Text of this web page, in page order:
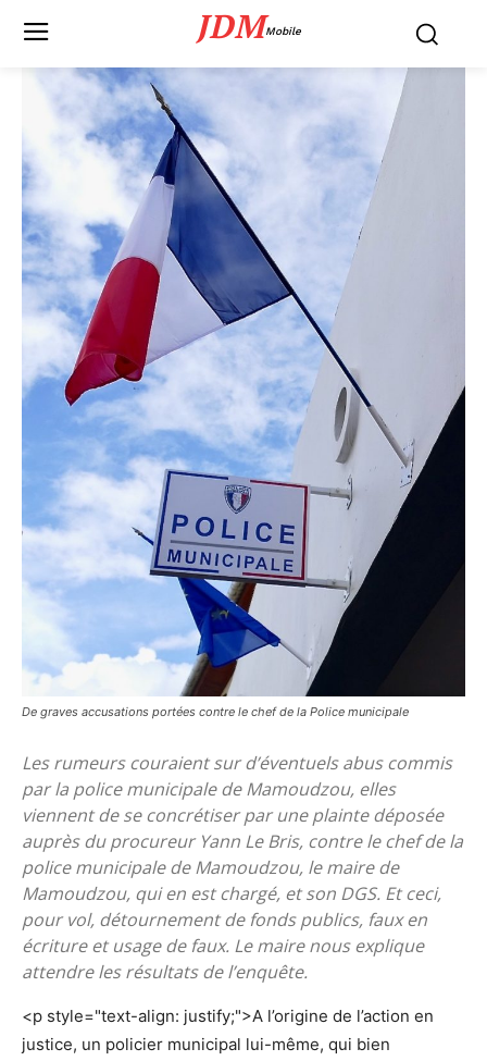
JDMMobile
De graves accusations portées contre le chef de la Police municipale
Les rumeurs couraient sur d’éventuels abus commis
par la police municipale de Mamoudzou, elles
viennent de se concrétiser par une plainte déposée
auprès du procureur Yann Le Bris, contre le chef de la
police municipale de Mamoudzou, le maire de
Mamoudzou, qui en est chargé, et son DGS. Et ceci,
pour vol, détournement de fonds publics, faux en
écriture et usage de faux. Le maire nous explique
attendre les résultats de l’enquête.
<p style="text-align: justify;">A l’origine de l’action en
justice, un policier municipal lui-même, qui bien